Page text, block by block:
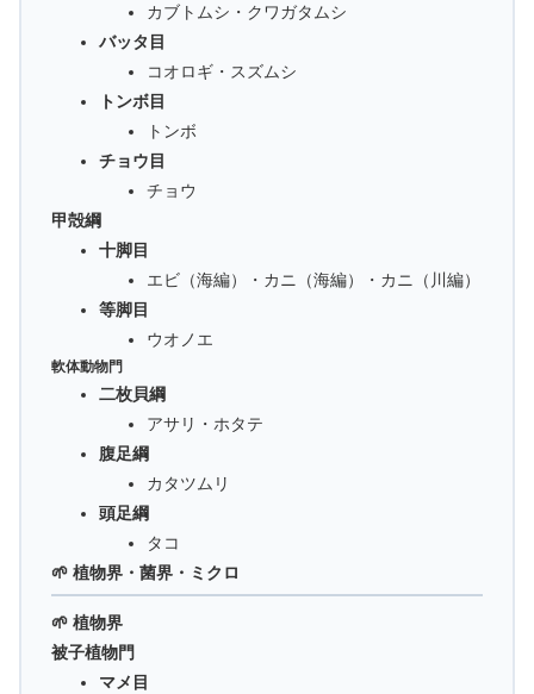
カブトムシ・クワガタムシ
バッタ目
コオロギ・スズムシ
トンボ目
トンボ
チョウ目
チョウ
甲殻綱
十脚目
エビ（海編）・カニ（海編）・カニ（川編）
等脚目
ウオノエ
軟体動物門
二枚貝綱
アサリ・ホタテ
腹足綱
カタツムリ
頭足綱
タコ
🌱 植物界・菌界・ミクロ
🌱 植物界
被子植物門
マメ目